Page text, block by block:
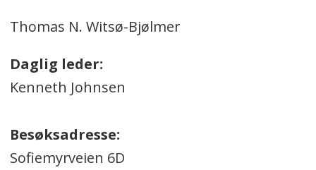
Thomas N. Witsø-Bjølmer
Daglig leder:
Kenneth Johnsen
Besøksadresse:
Sofiemyrveien 6D